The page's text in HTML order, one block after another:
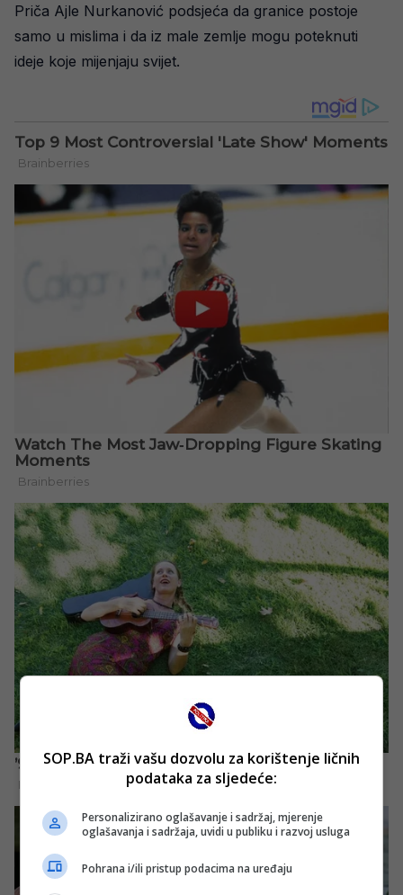
Priča Ajle Nurkanović podsjeća da granice postoje
samo u mislima i da iz male zemlje mogu poteknuti
ideje koje mijenjaju svijet.
SOP.BA traži vašu dozvolu za korištenje ličnih
podataka za sljedeće:
Personalizirano oglašavanje i sadržaj, mjerenje
oglašavanja i sadržaja, uvidi u publiku i razvoj usluga
Pohrana i/ili pristup podacima na uređaju